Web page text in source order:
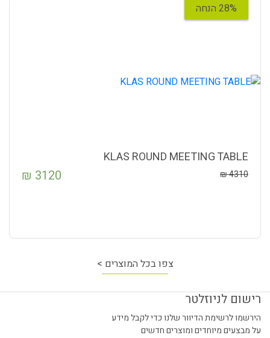
28% הנחה
KLAS ROUND MEETING TABLE
4310
₪
3120
₪
צפו בכל המוצרים >
רישום לניוזלטר
הירשמו לרשימת הדיוור שלנו כדי לקבל מידע
על מבצעים מיוחדים ומוצרים חדשים